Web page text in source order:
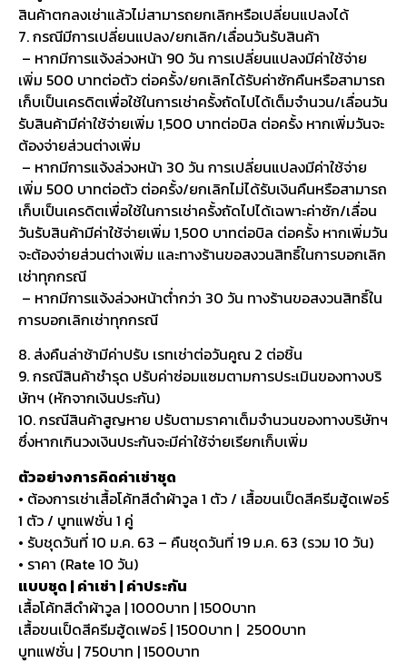
สินค้าตกลงเช่าแล้วไม่สามารถยกเลิกหรือเปลี่ยนแปลงได้
7. กรณีมีการเปลี่ยนแปลง/ยกเลิก/เลื่อนวันรับสินค้า
– หากมีการแจ้งล่วงหน้า 90 วัน การเปลี่ยนแปลงมีค่าใช้จ่าย
เพิ่ม 500 บาทต่อตัว ต่อครั้ง/ยกเลิกได้รับค่าซักคืนหรือสามารถ
เก็บเป็นเครดิตเพื่อใช้ในการเช่าครั้งถัดไปได้เต็มจำนวน/เลื่อนวัน
รับสินค้ามีค่าใช้จ่ายเพิ่ม 1,500 บาทต่อบิล ต่อครั้ง หากเพิ่มวันจะ
ต้องจ่ายส่วนต่างเพิ่ม
– หากมีการแจ้งล่วงหน้า 30 วัน การเปลี่ยนแปลงมีค่าใช้จ่าย
เพิ่ม 500 บาทต่อตัว ต่อครั้ง/ยกเลิกไม่ได้รับเงินคืนหรือสามารถ
เก็บเป็นเครดิตเพื่อใช้ในการเช่าครั้งถัดไปได้เฉพาะค่าซัก/เลื่อน
วันรับสินค้ามีค่าใช้จ่ายเพิ่ม 1,500 บาทต่อบิล ต่อครั้ง หากเพิ่มวัน
จะต้องจ่ายส่วนต่างเพิ่ม และทางร้านขอสงวนสิทธิ์ในการบอกเลิก
เช่าทุกกรณี
– หากมีการแจ้งล่วงหน้าต่ำกว่า 30 วัน ทางร้านขอสงวนสิทธิ์ใน
การบอกเลิกเช่าทุกกรณี
8. ส่งคืนล่าช้ามีค่าปรับ เรทเช่าต่อวันคูณ 2 ต่อชิ้น
9. กรณีสินค้าชำรุด ปรับค่าซ่อมแซมตามการประเมินของทางบริ
ษัทฯ (หักจากเงินประกัน)
10. กรณีสินค้าสูญหาย ปรับตามราคาเต็มจำนวนของทางบริษัทฯ
ซึ่งหากเกินวงเงินประกันจะมีค่าใช้จ่ายเรียกเก็บเพิ่ม
ตัวอย่างการคิดค่าเช่าชุด
• ต้องการเช่าเสื้อโค้ทสีดำผ้าวูล 1 ตัว / เสื้อขนเป็ดสีครีมฮู้ดเฟอร์
1 ตัว / บูทแฟชั่น 1 คู่
• รับชุดวันที่ 10 ม.ค. 63 – คืนชุดวันที่ 19 ม.ค. 63 (รวม 10 วัน)
• ราคา (Rate 10 วัน)
แบบชุด | ค่าเช่า | ค่าประกัน
เสื้อโค้ทสีดำผ้าวูล | 1000บาท | 1500บาท
เสื้อขนเป็ดสีครีมฮู้ดเฟอร์ | 1500บาท | 2500บาท
บูทแฟชั่น | 750บาท | 1500บาท